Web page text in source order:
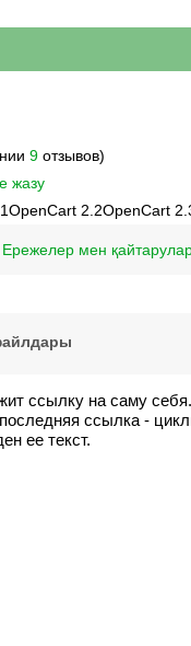
9отзывов)
жазу
OpenCart 2.2OpenCart
Ережелер мен
ссылку на саму себя.
ссылка -
ее текст.